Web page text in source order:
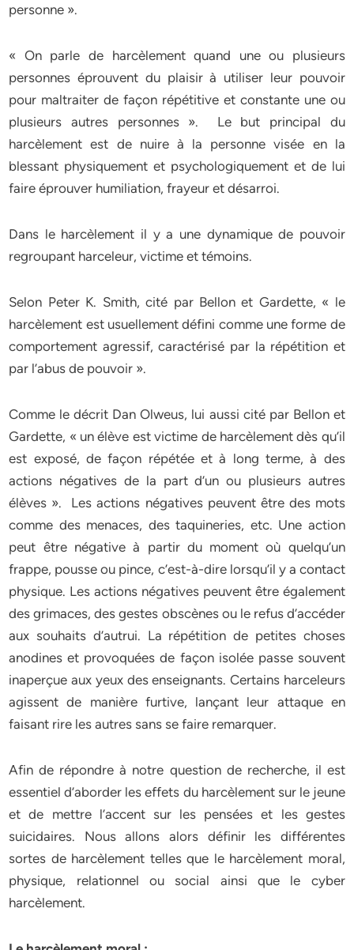
personne ».
« On parle de harcèlement quand une ou plusieurs
personnes éprouvent du plaisir à utiliser leur pouvoir
pour maltraiter de façon répétitive et constante une ou
plusieurs autres personnes ». Le but principal du
harcèlement est de nuire à la personne visée en la
blessant physiquement et psychologiquement et de lui
faire éprouver humiliation, frayeur et désarroi.
Dans le harcèlement il y a une dynamique de pouvoir
regroupant harceleur, victime et témoins.
Selon Peter K. Smith, cité par Bellon et Gardette, « le
harcèlement est usuellement défini comme une forme de
comportement agressif, caractérisé par la répétition et
par l’abus de pouvoir ».
Comme le décrit Dan Olweus, lui aussi cité par Bellon et
Gardette, « un élève est victime de harcèlement dès qu’il
est exposé, de façon répétée et à long terme, à des
actions négatives de la part d’un ou plusieurs autres
élèves ». Les actions négatives peuvent être des mots
comme des menaces, des taquineries, etc. Une action
peut être négative à partir du moment où quelqu’un
frappe, pousse ou pince, c’est-à-dire lorsqu’il y a contact
physique. Les actions négatives peuvent être également
des grimaces, des gestes obscènes ou le refus d’accéder
aux souhaits d’autrui. La répétition de petites choses
anodines et provoquées de façon isolée passe souvent
inaperçue aux yeux des enseignants. Certains harceleurs
agissent de manière furtive, lançant leur attaque en
faisant rire les autres sans se faire remarquer.
Afin de répondre à notre question de recherche, il est
essentiel d’aborder les effets du harcèlement sur le jeune
et de mettre l’accent sur les pensées et les gestes
suicidaires. Nous allons alors définir les différentes
sortes de harcèlement telles que le harcèlement moral,
physique, relationnel ou social ainsi que le cyber
harcèlement.